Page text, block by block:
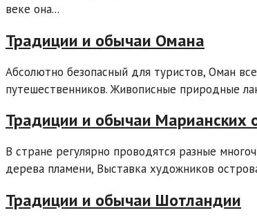
веке она...
Традиции и обычаи Омана
Абсолютно безопасный для туристов, Оман
путешественников. Живописные природные
Традиции и обычаи Марианских
В стране регулярно проводятся разные
дерева пламени, Выставка художников
Традиции и обычаи Шотландии